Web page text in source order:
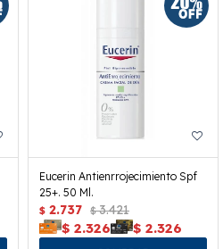
Eucerin Antienrrojecimiento Spf
25+. 50 Ml.
$ 2.737 $ 3.421
$ 2.326 $ 2.326